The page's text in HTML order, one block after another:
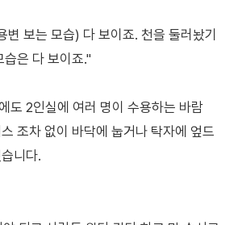
변 보는 모습) 다 보이죠. 천을 둘러놨기
습은 다 보이죠."
도 2인실에 여러 명이 수용하는 바람
조차 없이 바닥에 눕거나 탁자에 엎드
니다.